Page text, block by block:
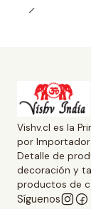
Vishv.cl es la
por
Detalle de
decoración y
productos de
Síguenos